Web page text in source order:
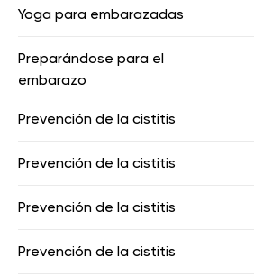
Yoga para embarazadas
Preparándose para el
embarazo
Prevención de la cistitis
Prevención de la cistitis
Prevención de la cistitis
Prevención de la cistitis